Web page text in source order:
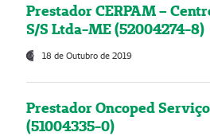
Prestador CERPAM –
S/S Ltda-ME (52004274-8)
18 de Outubro de 2019
Prestador Oncoped
(51004335-0)